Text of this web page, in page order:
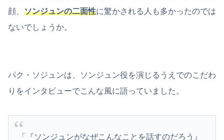
顔、 ソンジュンの二面性に驚かされる人も多かったのでは
ないでしょうか。
パク・ソジュンは、ソンジュン役を演じるうえでのこだわ
りをインタビューでこんな風に語っていました。
「『ソンジュンがなぜこんなことを話すのだろう』